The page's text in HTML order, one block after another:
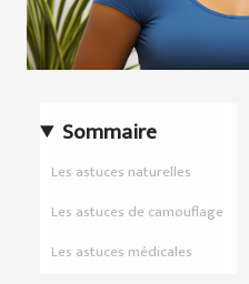
Sommaire
Les astuces naturelles
Les astuces de camouflage
Les astuces médicales